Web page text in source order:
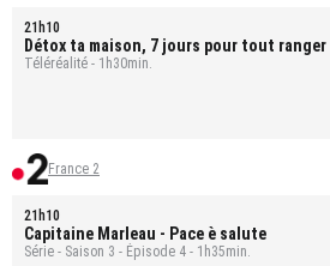
21h10
Détox ta maison, 7 jours pour tout ranger
Bastien
Téléréalité - 1h30min.
France 2
21h10
Capitaine Marleau - Pace è salute
Série - Saison 3 - Épisode 4 - 1h35min.